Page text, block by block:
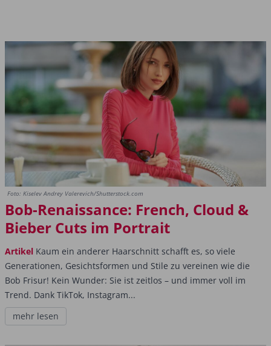
Foto: Kiselev Andrey Valerevich/Shutterstock.com
Bob-Renaissance: French, Cloud &
Bieber Cuts im Portrait
Artikel Kaum ein anderer Haarschnitt schafft es, so viele
Generationen, Gesichtsformen und Stile zu vereinen wie die
Bob Frisur! Kein Wunder: Sie ist zeitlos – und immer voll im
Trend. Dank TikTok, Instagram...
mehr lesen